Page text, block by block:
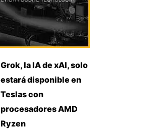
Grok, la IA de xAI, solo
estará disponible en
Teslas con
procesadores AMD
Ryzen